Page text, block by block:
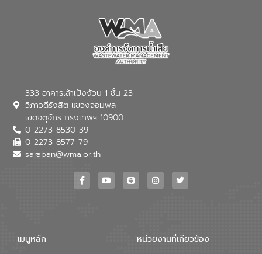
333 อาคารเล้าเป้งง้วน 1 ชั้น 23
วิภาวดีรังสิต แขวงจอมพล
เขตจตุจักร กรุงเทพฯ 10900
0-2273-8530-39
0-2273-8577-79
saraban@wma.or.th
เมนูหลัก หน่วยงานที่เกียวข้อง